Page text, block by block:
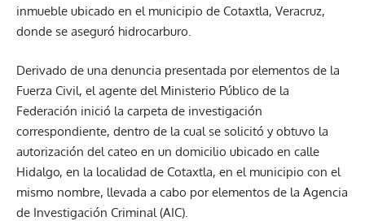
inmueble ubicado en el municipio de Cotaxtla, Veracruz,
donde se aseguró hidrocarburo.
Derivado de una denuncia presentada por elementos de la
Fuerza Civil, el agente del Ministerio Público de la
Federación inició la carpeta de investigación
correspondiente, dentro de la cual se solicitó y obtuvo la
autorización del cateo en un domicilio ubicado en calle
Hidalgo, en la localidad de Cotaxtla, en el municipio con el
mismo nombre, llevada a cabo por elementos de la Agencia
de Investigación Criminal (AIC).